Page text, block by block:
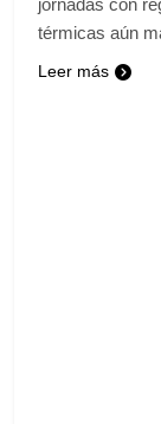
térmicas aún
Leer más